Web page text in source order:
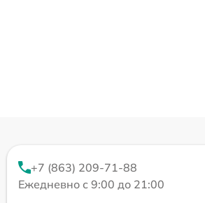
+7 (863) 209-71-88
Ежедневно с 9:00 до 21:00